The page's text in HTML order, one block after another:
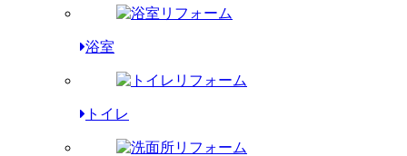
浴室
トイレ